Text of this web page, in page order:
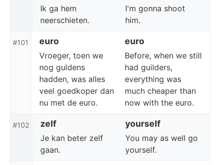
Ik ga hem
neerschieten.
I'm gonna shoot
him.
#101 euro euro
Vroeger, toen we
nog guldens
hadden, was alles
veel goedkoper dan
nu met de euro.
Before, when we still
had guilders,
everything was
much cheaper than
now with the euro.
#102 zelf yourself
Je kan beter zelf
gaan.
You may as well go
yourself.